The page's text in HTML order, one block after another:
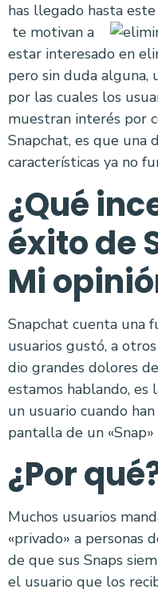
has llegado hasta
te motivan a
estar interesado en
pero sin duda alguna,
por las cuales los
muestran interés por
Snapchat, es que una
características ya no
¿Qué
éxito de
Mi
Snapchat cuenta una
usuarios gustó, a
dio grandes dolores
estamos hablando, es
un usuario cuando
pantalla de un
¿Por
Muchos usuarios
«privado» a personas
de que sus Snaps
el usuario que los